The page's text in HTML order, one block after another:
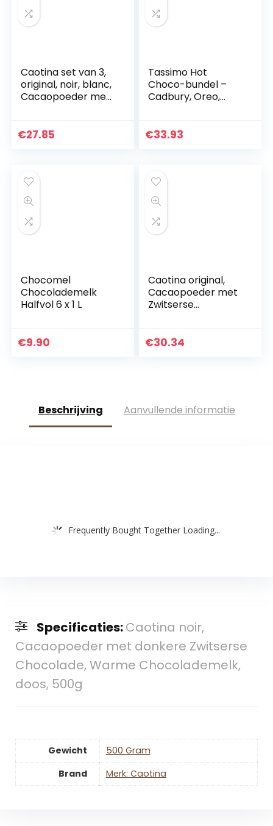
Caotina set van 3,
original, noir, blanc,
Cacaopoeder met
Chocolademelk, 3 x
€27.85
Tassimo Hot
Choco-bundel –
Cadbury, Oreo,
(80 porties)
€33.93
Chocomel
Chocolademelk
Halfvol 6 x 1 L
€9.90
Caotina original,
Cacaopoeder met
Zwitserse
Pakken, 3 x 500g
€30.34
Beschrijving Aanvullende informatie
Frequently Bought Together Loading...
Specificaties:Caotina noir,
Cacaopoeder met donkere Zwitserse
Chocolade, Warme Chocolademelk,
doos, 500g
Gewicht
‎500 Gram
Brand
Merk: Caotina